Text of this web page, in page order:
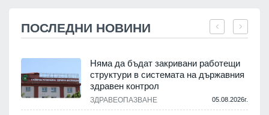
ПОСЛЕДНИ НОВИНИ
Няма да бъдат закривани работещи
структури в системата на държавния
здравен контрол
ЗДРАВЕОПАЗВАНЕ 05.08.2026г.